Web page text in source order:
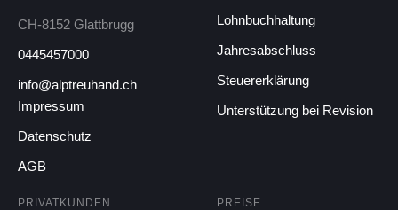
CH-8152 Glattbrugg
0445457000
info@alptreuhand.ch
Impressum
Datenschutz
AGB
Lohnbuchhaltung
Jahresabschluss
Steuererklärung
Unterstützung bei Revision
PRIVATKUNDEN PREISE